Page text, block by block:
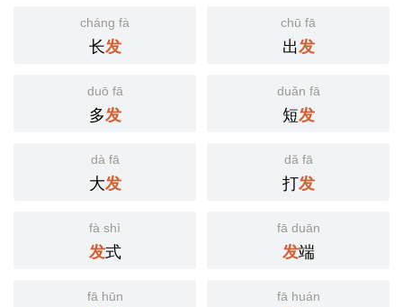
cháng fà
长发
chū fā
出发
duō fā
多发
duǎn fā
短发
dà fā
大发
dǎ fā
打发
fà shì
发式
fā duān
发端
fā hūn fā huán